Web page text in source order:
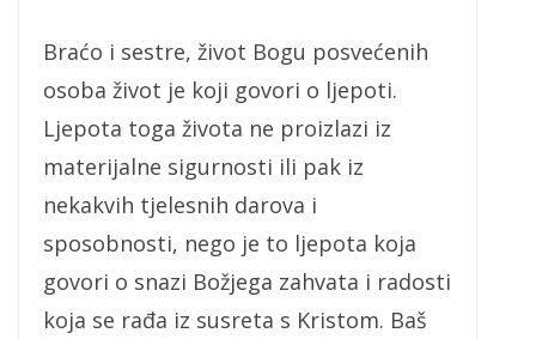
Braćo i sestre, život Bogu posvećenih
osoba život je koji govori o ljepoti.
Ljepota toga života ne proizlazi iz
materijalne sigurnosti ili pak iz
nekakvih tjelesnih darova i
sposobnosti, nego je to ljepota koja
govori o snazi Božjega zahvata i radosti
koja se rađa iz susreta s Kristom. Baš